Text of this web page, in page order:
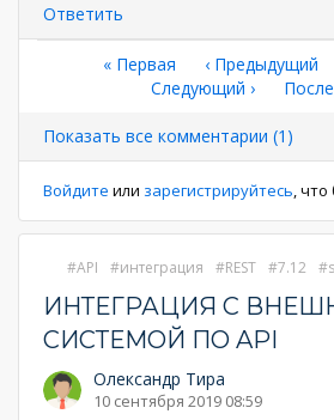
Ответить
Нумерация
страниц
Первая
страница
« Первая ←
‹ Предыдущий
Следующая
Следующий ›
Показать все комментарии (1)
Войдите или зарегистрируйтесь,
API интеграция REST 7.12
ИНТЕГРАЦИЯ С
СИСТЕМОЙ ПО API
Олександр Тира
10 сентября 2019 08:59